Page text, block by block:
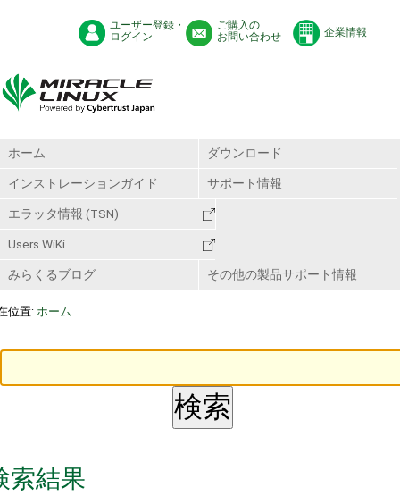
ユーザー登録・
ログイン
ご購入の
お問い合わせ
企業情報
ホーム ダウンロード
インストレーションガイド サポート情報
エラッタ情報 (TSN)
Users WiKi
みらくるブログ その他の製品サポート情報
位置: ホーム
索結果